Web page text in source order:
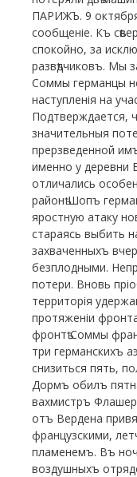
ПАРИЖЪ. 9
сообщеніе. Къ
спокойно, за
развѣдчиковъ. Мы
Соммы германцы
наступленія на
Подтверждается,
значительныя
прерзведенной
именно у деревни
отличались
районѣ Шопъ
яростную атаку
стараясь выбить
захваченныхъ
безплодными.
потери. Вновь
территорія
протяженіи
фронтѣ Соммы
три германскихъ
снизиться пять,
Дормъ обилъ
вахмистръ
отъ Вердена
французскими,
пламенемъ. Въ
воздушныхъ